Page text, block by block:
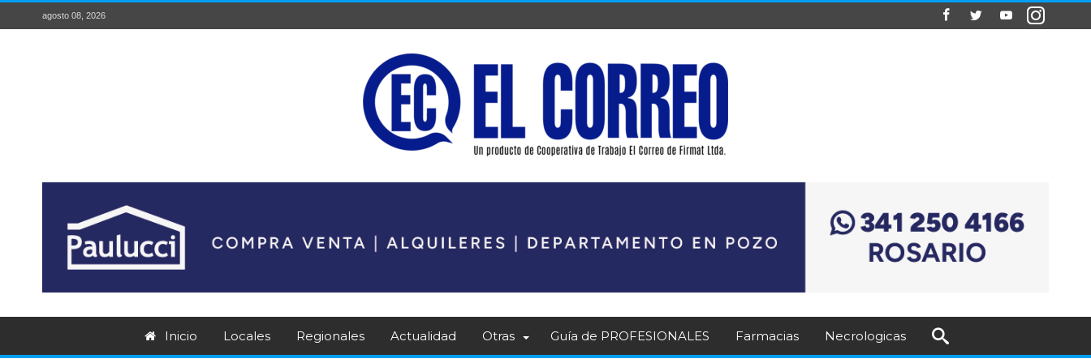
agosto 08, 2026
Inicio Locales Regionales Actualidad Otras Guía de PROFESIONALES Farmacias Necrologicas